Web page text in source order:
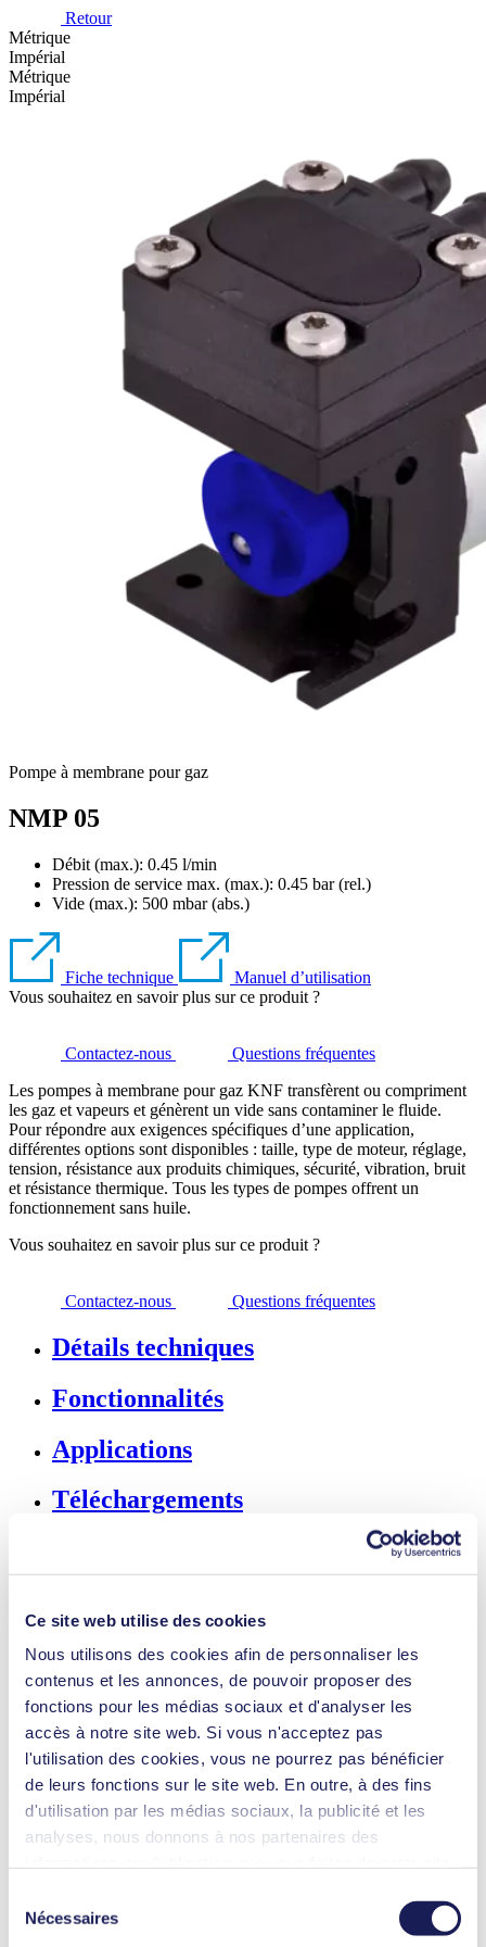
Ce site web utilise des cookies
Nous utilisons des cookies afin de personnaliser les
contenus et les annonces, de pouvoir proposer des
fonctions pour les médias sociaux et d'analyser les
accès à notre site web. Si vous n'acceptez pas
l'utilisation des cookies, vous ne pourrez pas bénéficier
de leurs fonctions sur le site web. En outre, à des fins
d'utilisation par les médias sociaux, la publicité et les
analyses, nous donnons à nos partenaires des
informations à d'autres données que vous leur avez
fournies ou qu'ils ont collectées dans le cadre de votre
Nécessaires
Retour
Métrique
Impérial
Métrique
Impérial
Pompe à membrane pour gaz
NMP 05
Débit (max.): 0.45 l/min
Pression de service max. (max.): 0.45 bar (rel.)
Vide (max.): 500 mbar (abs.)
Fiche technique
Manuel d’utilisation
Vous souhaitez en savoir plus sur ce produit ?
Contactez-nous
Questions fréquentes
Les pompes à membrane pour gaz KNF transfèrent ou compriment
les gaz et vapeurs et génèrent un vide sans contaminer le fluide.
Pour répondre aux exigences spécifiques d’une application,
différentes options sont disponibles : taille, type de moteur, réglage,
tension, résistance aux produits chimiques, sécurité, vibration, bruit
et résistance thermique. Tous les types de pompes offrent un
fonctionnement sans huile.
Vous souhaitez en savoir plus sur ce produit ?
Contactez-nous Questions fréquentes
Détails techniques
Fonctionnalités
Applications
Téléchargements
Niveau sonore réduit
Sans entretien
Auto-amorçage
Possibilité de fonctionnement à sec
Faible niveau de pulsations
Clapet anti-retour (vanne normalement fermée)
Moteur à réglage numérique
Fonctionnalités
Pompe à membrane
Débit (max.)
0.45 l/min
Vide limite (max.)